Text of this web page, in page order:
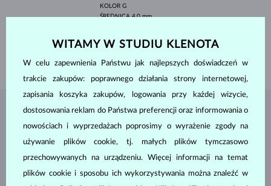
KOLOR G
ŚREDNICA4.0 mm
1.90 mm
WAGA 1.75 g
BIŻUTERIA ZATELIER KLENOTA
WITAMY W STUDIU KLENOTA
W celu zapewnienia Państwu jak najlepszych doświadczeń w
trakcie zakupów: poprawnego działania strony internetowej,
zapisania koszyka zakupów, logowania przy każdej wizycie,
dostosowania reklam do Państwa preferencji oraz informowania o
nowościach i wyprzedażach poprosimy o wyrażenie zgody na
używanie plików cookie, tj. małych plików tymczasowo
przechowywanych na urządzeniu. Więcej informacji na temat
plików cookie i sposobu ich wykorzystywania można znaleźć w